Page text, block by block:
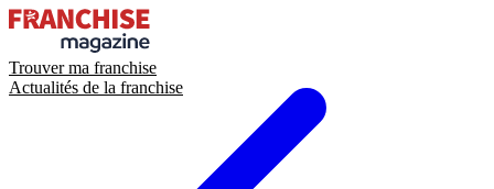
Trouver ma franchise
Actualités de la franchise